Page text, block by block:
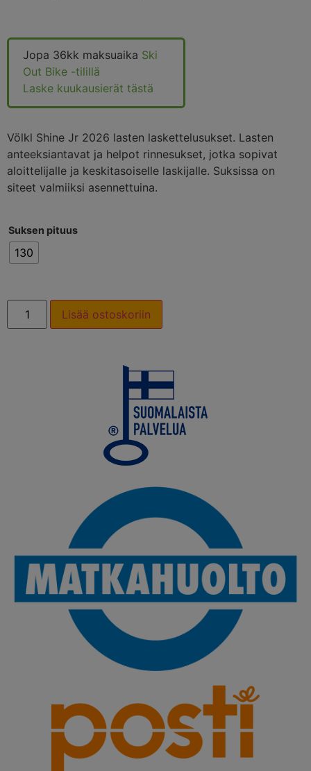
Jopa 36kk maksuaika Ski
Out Bike -tilillä
Laske kuukausierät tästä
Völkl Shine Jr 2026 lasten laskettelusukset. Lasten
anteeksiantavat ja helpot rinnesukset, jotka sopivat
aloittelijalle ja keskitasoiselle laskijalle. Suksissa on
siteet valmiiksi asennettuina.
Suksen pituus
130
Lisää ostoskoriin